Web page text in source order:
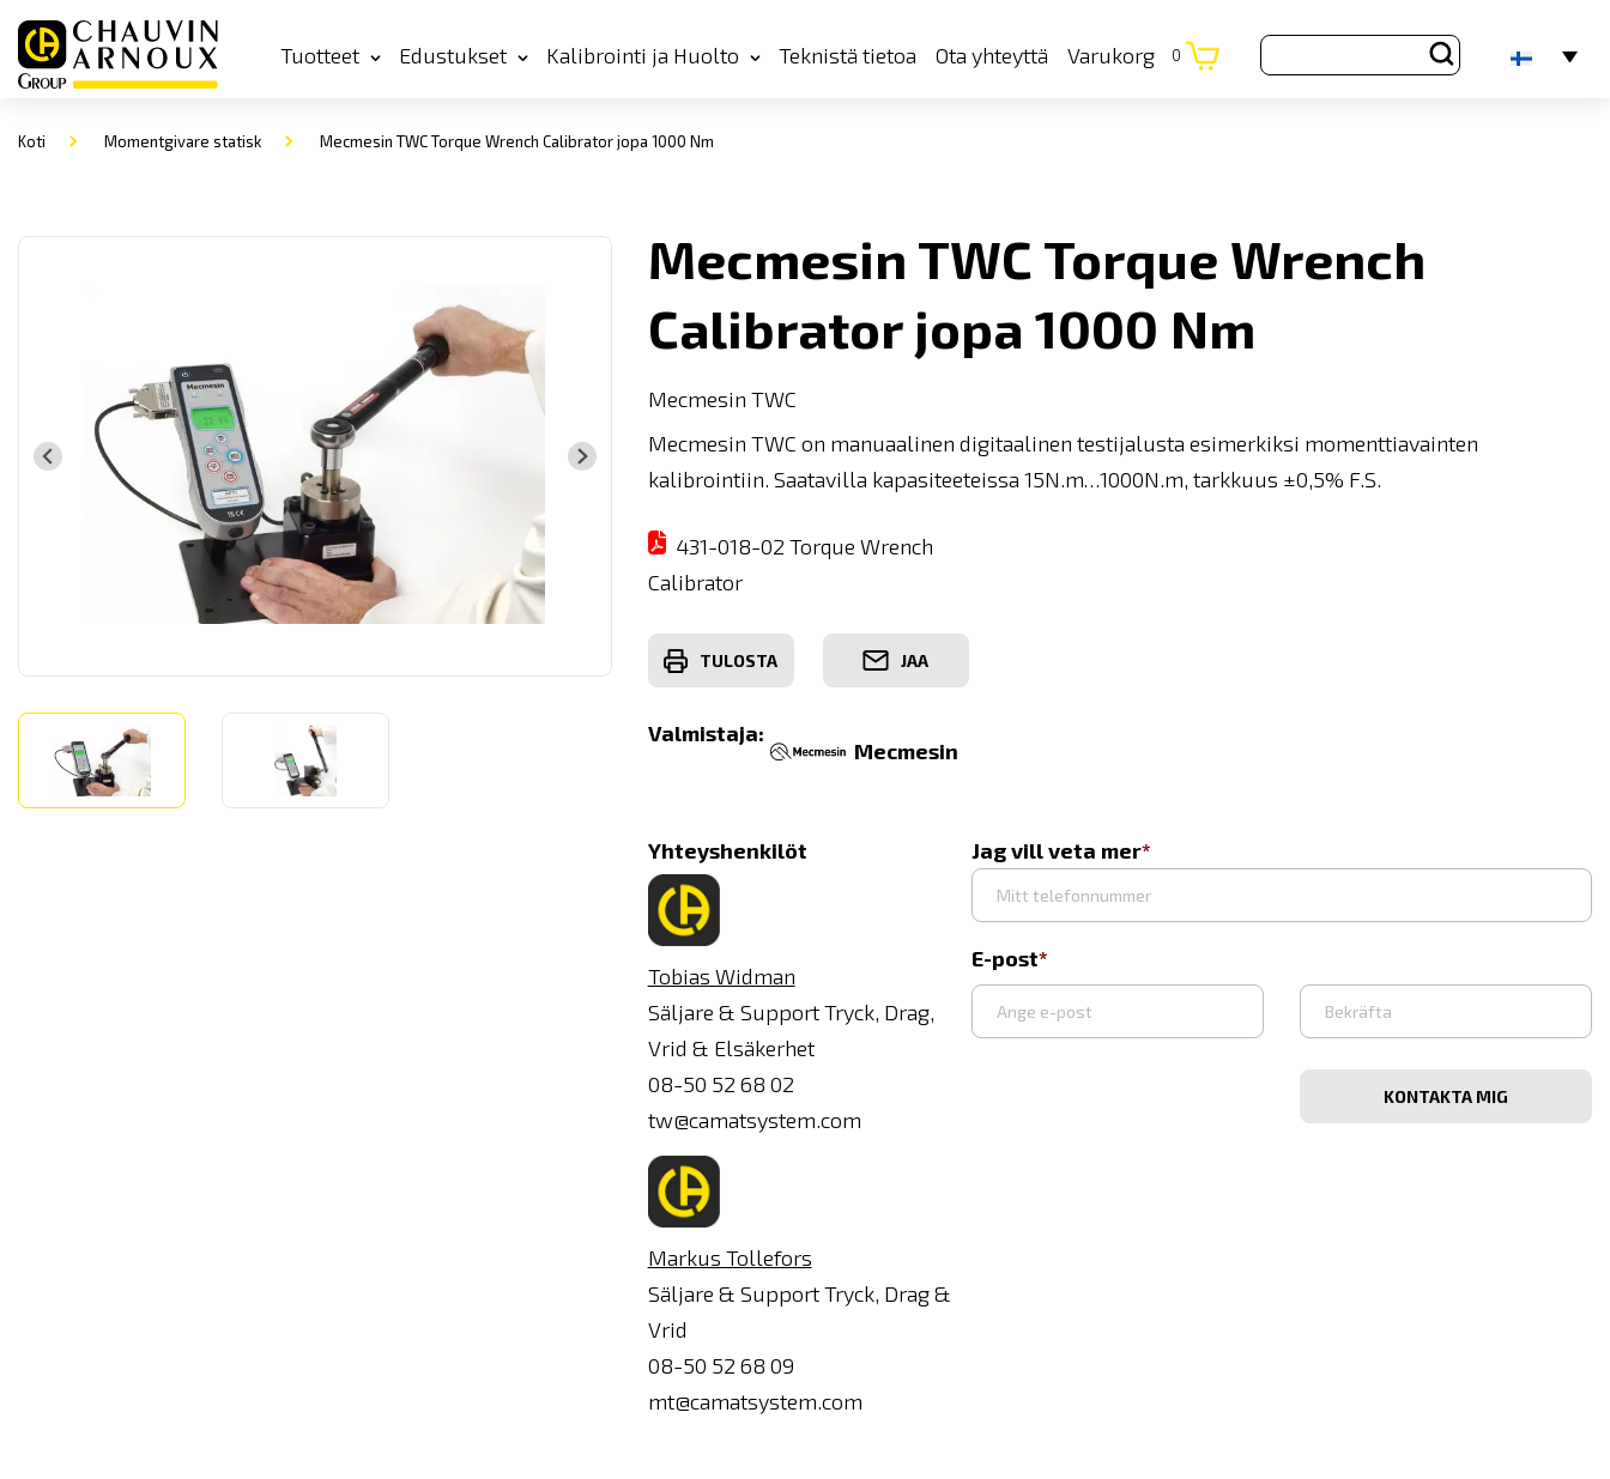
Tuotteet Edustukset Kalibrointi ja Huolto Teknistä tietoa Ota yhteyttä Varukorg 0
Koti Momentgivare statisk Mecmesin TWC Torque Wrench Calibrator jopa 1000 Nm
Mecmesin TWC Torque Wrench
Calibrator jopa 1000 Nm
Mecmesin TWC
Mecmesin TWC on manuaalinen digitaalinen testijalusta esimerkiksi momenttiavainten
kalibrointiin. Saatavilla kapasiteeteissa 15N.m…1000N.m, tarkkuus ±0,5% F.S.
431-018-02 Torque Wrench
Calibrator
TULOSTA JAA
Valmistaja:
Mecmesin
Yhteyshenkilöt
Tobias Widman
Säljare & Support Tryck, Drag,
Vrid & Elsäkerhet
08-50 52 68 02
tw@camatsystem.com
Markus Tollefors
Säljare & Support Tryck, Drag &
Vrid
08-50 52 68 09
mt@camatsystem.com
Jag vill veta mer
E-post
Vahvista
sähköpostiosoite